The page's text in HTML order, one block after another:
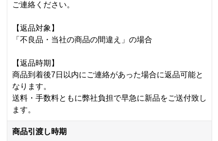
ご連絡ください。
【返品対象】
「不良品・当社の商品の間違え」の場合
【返品時期】
商品到着後7日以内にご連絡があった場合に返品可能と
なります。
送料・手数料ともに弊社負担で早急に新品をご送付致し
ます。
商品引渡し時期